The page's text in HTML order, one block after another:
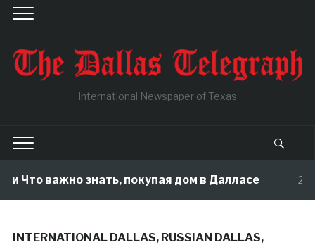
International Newspaper of Texas
Что важно знать, покупая дом в Далласе 2
INTERNATIONAL DALLAS, RUSSIAN DALLAS,